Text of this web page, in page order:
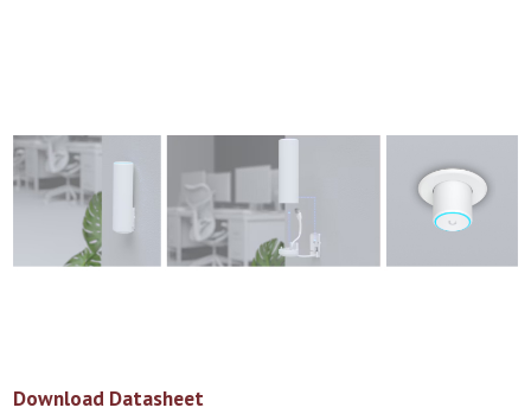
Download Datasheet